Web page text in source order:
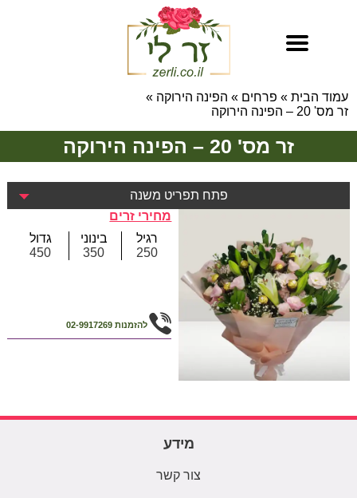
עמוד הבית » פרחים » הפינה הירוקה »
זר מס' 20 – הפינה הירוקה
זר מס' 20 – הפינה הירוקה
פתח תפריט משנה
מחירי זרים
רגיל
250
בינוני
350
גדול
450
להזמנות 02-9917269
מידע
צור קשר